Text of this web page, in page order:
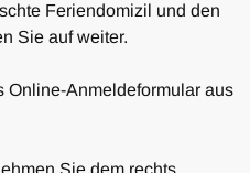
Feriendomizil und den
Sie auf weiter.
Online-Anmeldeformular aus
Sie dem rechts